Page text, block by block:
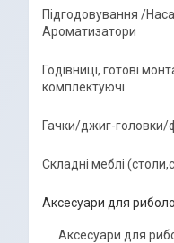
Підгодовування /
Ароматизатори
Годівниці, готові
комплектуючі
Гачки/джиг-головки/
Складні меблі
Аксесуари для
Аксесуари для